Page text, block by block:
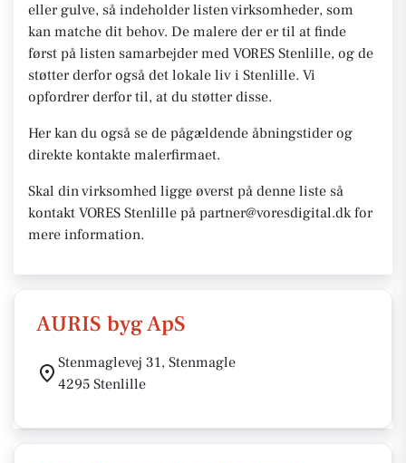
eller gulve, så indeholder listen virksomheder, som
kan matche dit behov. De malere der er til at finde
først på listen samarbejder med VORES Stenlille, og de
støtter derfor også det lokale liv i Stenlille. Vi
opfordrer derfor til, at du støtter disse.
Her kan du også se de pågældende åbningstider og
direkte kontakte malerfirmaet.
Skal din virksomhed ligge øverst på denne liste så
kontakt VORES Stenlille på partner@voresdigital.dk for
mere information.
AURIS byg ApS
Stenmaglevej 31, Stenmagle
4295 Stenlille